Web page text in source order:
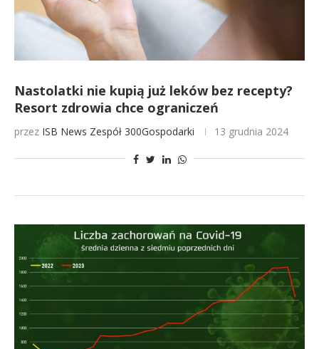
Nastolatki nie kupią już leków bez recepty?
Resort zdrowia chce ograniczeń
przez ISB News Zespół 300Gospodarki 13 grudnia 2024